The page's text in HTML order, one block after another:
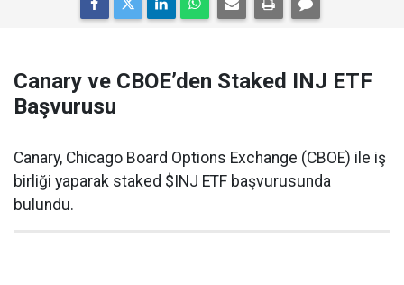
Canary ve CBOE’den Staked INJ ETF
Başvurusu
Canary, Chicago Board Options Exchange (CBOE) ile iş
birliği yaparak staked $INJ ETF başvurusunda
bulundu.